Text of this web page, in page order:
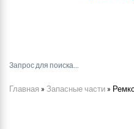
Главная » Запасные части »